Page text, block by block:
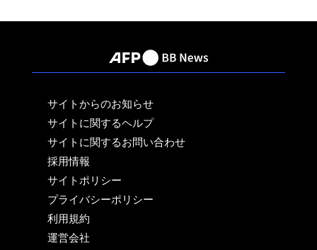
サイトからのお知らせ
サイトに関するヘルプ
サイトに関するお問い合わせ
採用情報
サイトポリシー
プライバシーポリシー
利用規約
運営会社